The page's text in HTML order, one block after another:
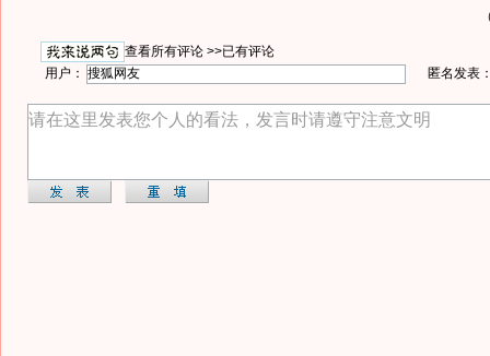
查看所有评论 >>已有评论
用户：
匿名发表